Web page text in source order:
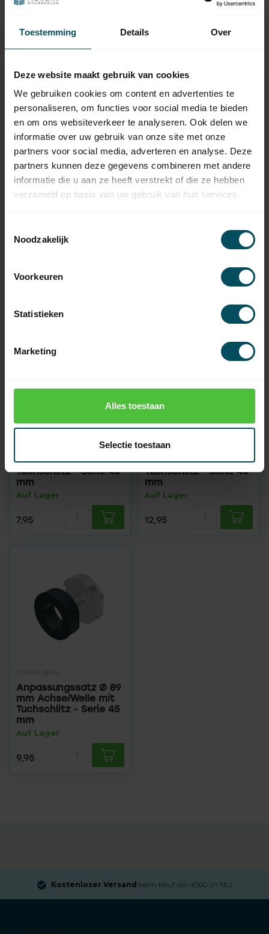
Toestemming Details Over
Deze website maakt gebruik van cookies
We gebruiken cookies om content en advertenties te
personaliseren, om functies voor social media te bieden
en om ons websiteverkeer te analyseren. Ook delen we
informatie over uw gebruik van onze site met onze
partners voor social media, adverteren en analyse. Deze
partners kunnen deze gegevens combineren met andere
informatie die u aan ze heeft verstrekt of die ze hebben
verzameld op basis van uw gebruik van hun services.
Noodzakelijk
Voorkeuren
Statistieken
Marketing
Alles toestaan
Selectie toestaan
CHERUBINI
Serie 45 mm
7,95
CHERUBINI
Tuchschlitz - Serie 45
Anpassungssatz Ø 78
mm Achse/Welle mit
Tuchschlitz - Serie 45
mm
Auf Lager
7,95
Anpassungssatz Ø 85
mm Achse/Welle mit
Tuchschlitz - Serie 45
mm
Auf Lager
12,95
CHERUBINI
Anpassungssatz Ø 89
mm Achse/Welle mit
Tuchschlitz - Serie 45
mm
Auf Lager
9,95
Kostenloser Versand beim Kauf von €100 (in NL)